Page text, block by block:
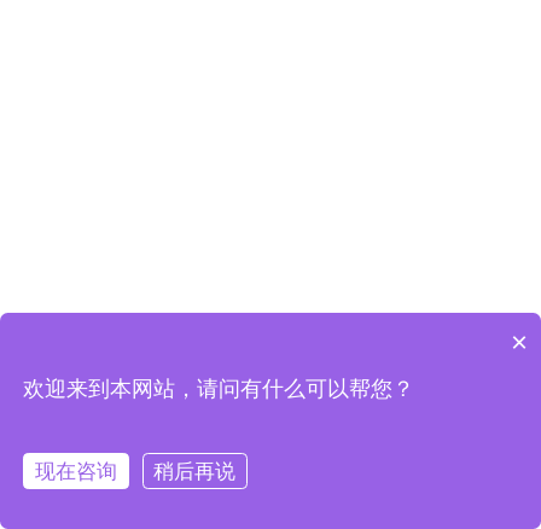
×
欢迎来到本网站，请问有什么可以帮您？
现在咨询 稍后再说